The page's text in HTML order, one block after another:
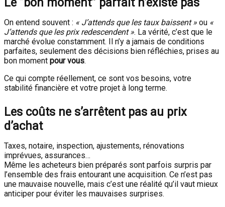
On entend souvent : « J’attends que les taux baissent » ou «
J’attends que les prix redescendent ». La vérité, c’est que le
marché évolue constamment. Il n’y a jamais de conditions
parfaites, seulement des décisions bien réfléchies, prises au
bon moment pour vous.
Ce qui compte réellement, ce sont vos besoins, votre
stabilité financière et votre projet à long terme.
Les coûts ne s’arrêtent pas au prix
d’achat
Taxes, notaire, inspection, ajustements, rénovations
imprévues, assurances…
Même les acheteurs bien préparés sont parfois surpris par
l’ensemble des frais entourant une acquisition. Ce n’est pas
une mauvaise nouvelle, mais c’est une réalité qu’il vaut mieux
anticiper pour éviter les mauvaises surprises.